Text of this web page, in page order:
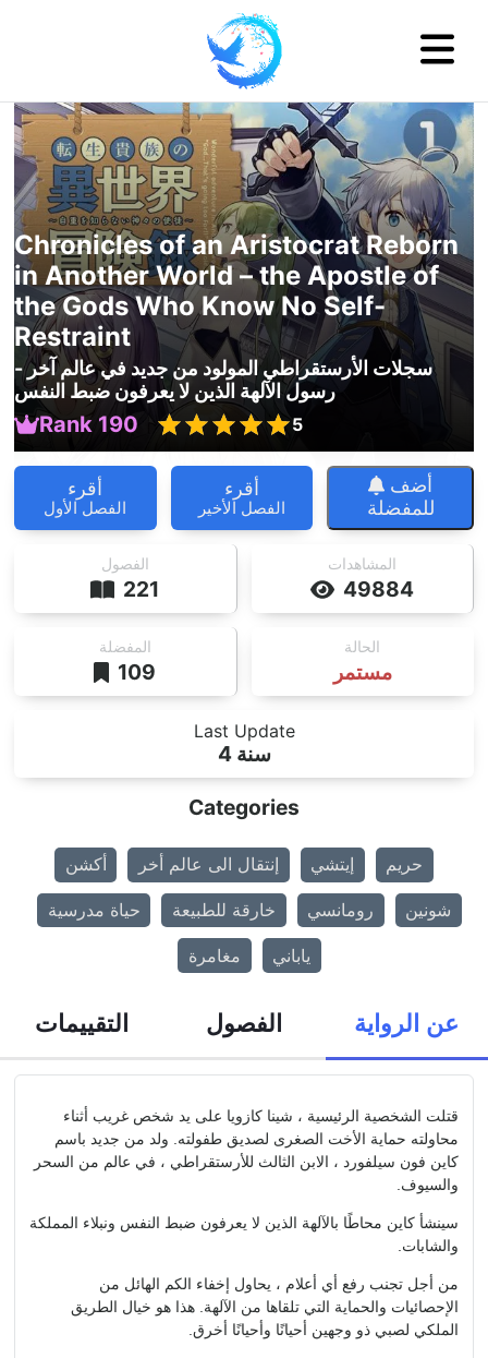
Chronicles of an Aristocrat Reborn
in Another World – the Apostle of
the Gods Who Know No Self-
Restraint
سجلات الأرستقراطي المولود من جديد في عالم آخر -
رسول الآلهة الذين لا يعرفون ضبط النفس
Rank 190 5
أقرء
الفصل الأول
أقرء
الفصل الأخير
أضف
للمفضلة
221
الفصول
49884
المشاهدات
109
المفضلة
مستمر
الحالة
Last Update
4 سنة
Categories
أكشن إنتقال الى عالم أخر إيتشي حريم
حياة مدرسية خارقة للطبيعة رومانسي شونين
مغامرة ياباني
عن الرواية الفصول التقييمات
قتلت الشخصية الرئيسية ، شينا كازويا على يد شخص غريب أثناء
محاولته حماية الأخت الصغرى لصديق طفولته. ولد من جديد باسم
كاين فون سيلفورد ، الابن الثالث للأرستقراطي ، في عالم من السحر
والسيوف.
سينشأ كاين محاطًا بالآلهة الذين لا يعرفون ضبط النفس ونبلاء المملكة
والشابات.
من أجل تجنب رفع أي أعلام ، يحاول إخفاء الكم الهائل من
الإحصائيات والحماية التي تلقاها من الآلهة. هذا هو خيال الطريق
الملكي لصبي ذو وجهين أحيانًا وأحيانًا أخرق.